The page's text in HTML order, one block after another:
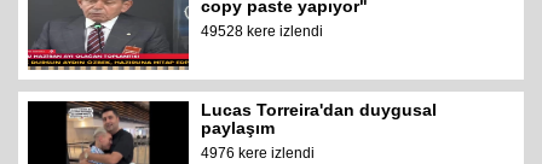
copy paste yapıyor"
49528 kere izlendi
Lucas Torreira'dan duygusal
paylaşım
4976 kere izlendi